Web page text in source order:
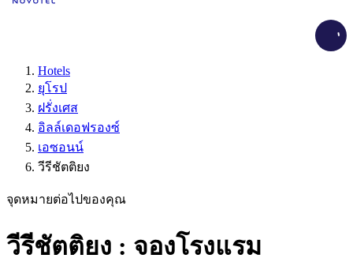
Hotels
ยุโรป
ฝรั่งเศส
อิลล์เดอฟรองซ์
เอซอนน์
วีรีชัตติยง
จุดหมายต่อไปของคุณ
วีรีชัตติยง : จองโรงแรม